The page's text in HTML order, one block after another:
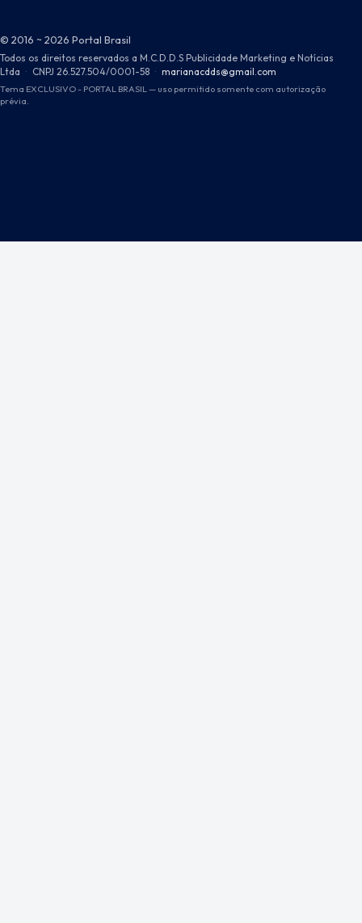
© 2016 ~ 2026 Portal Brasil
Todos os direitos reservados a M.C.D.D.S Publicidade Marketing e Notícias
Ltda · CNPJ 26.527.504/0001-58 · marianacdds@gmail.com
Tema EXCLUSIVO - PORTAL BRASIL — uso permitido somente com autorização
prévia.